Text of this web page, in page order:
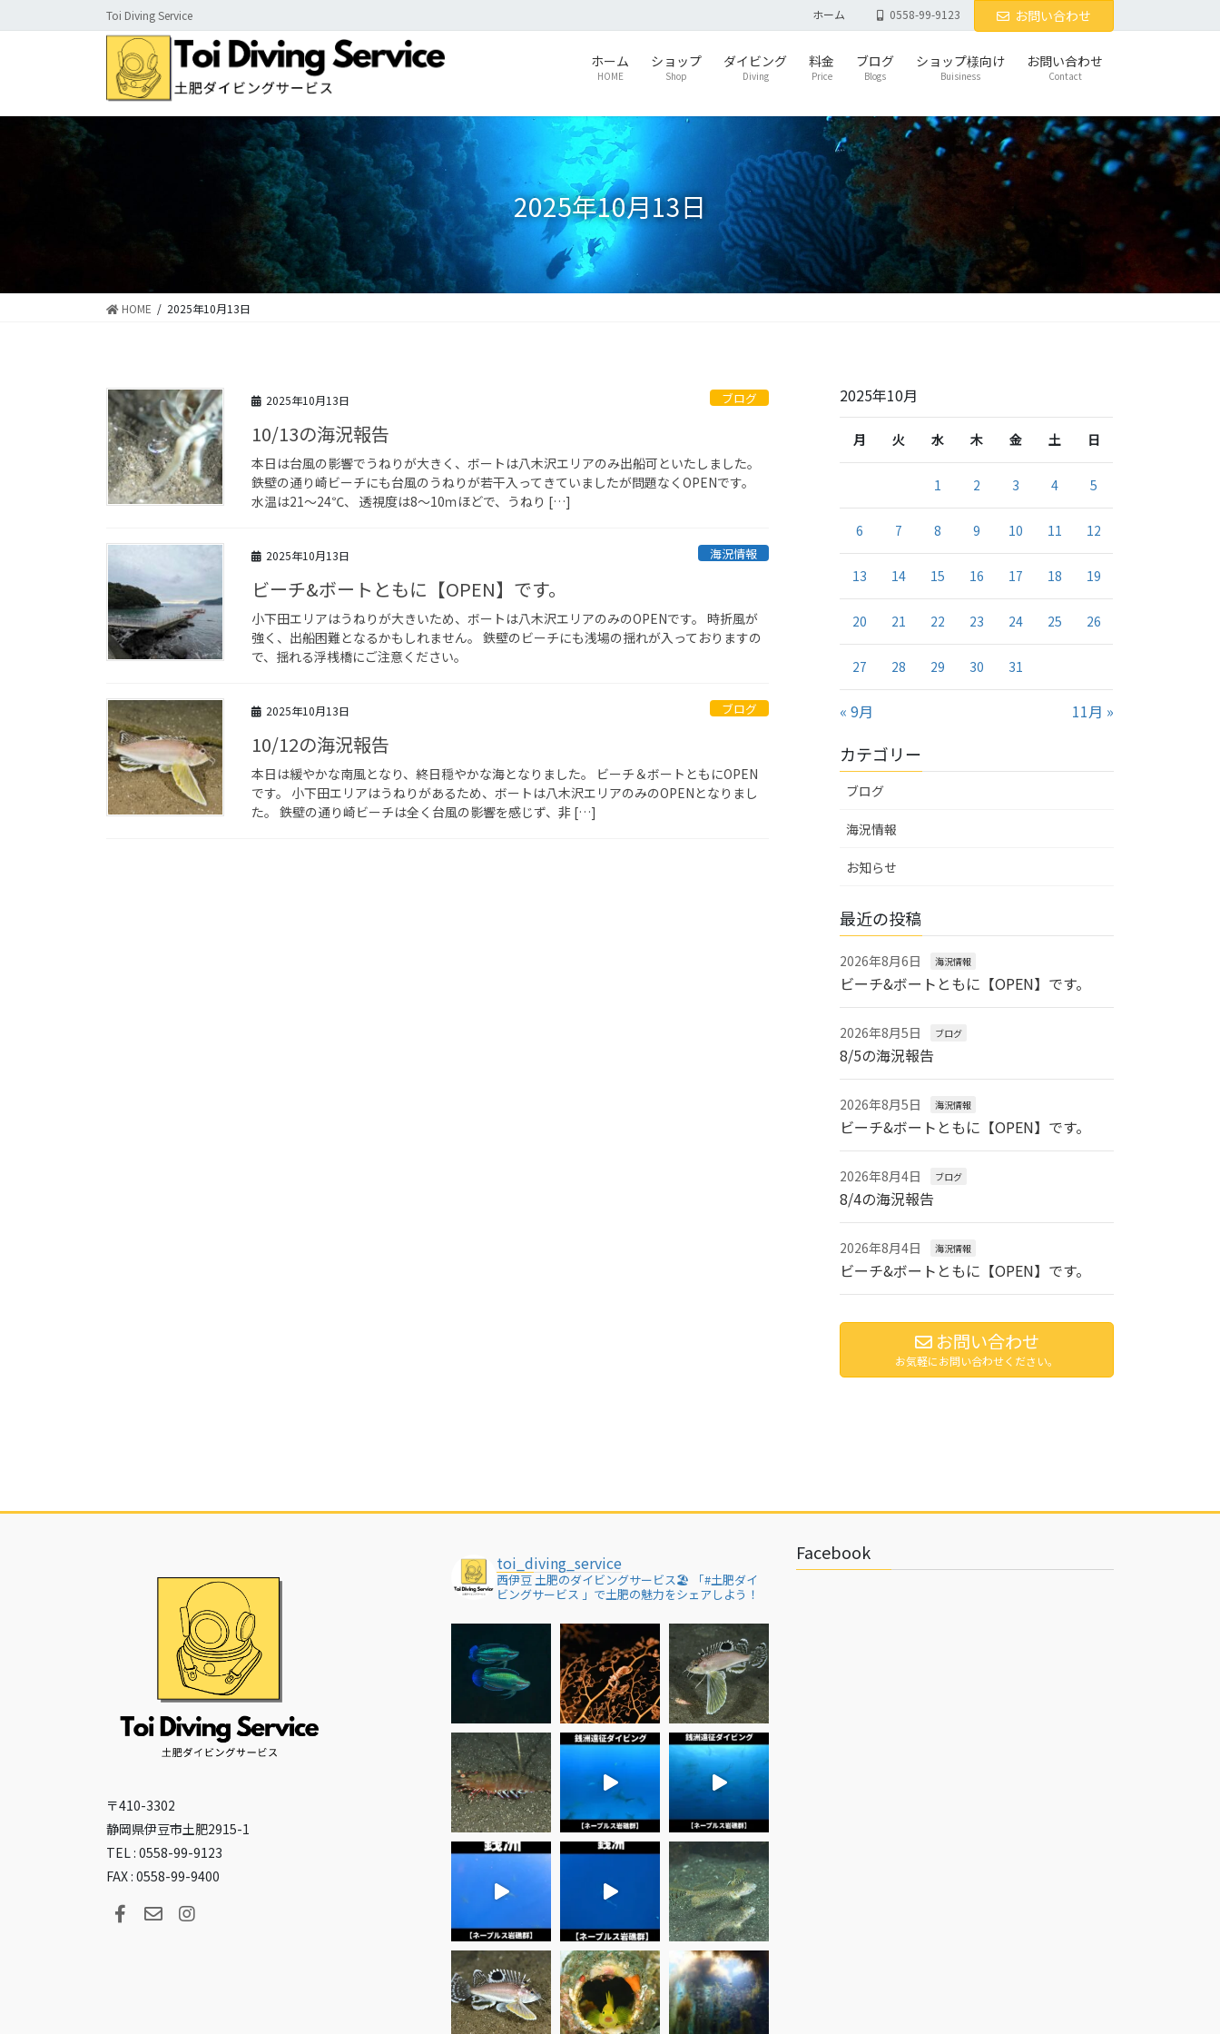
ン
に
ビ
ョ
Toi Diving Service ホーム 0558-99-9123 お問い合わせ
ホーム
HOME
ショップ
Shop
ダイビング
Diving
料金
Price
ブログ
Blogs
ショップ様向け
Buisiness
お問い合わせ
Contact
2025年10月13日
HOME 2025年10月13日
2025年10月13日 ブログ
10/13の海況報告
本日は台風の影響でうねりが大きく、ボートは八木沢エリアのみ出船可といたしました。
鉄壁の通り崎ビーチにも台風のうねりが若干入ってきていましたが問題なくOPENです。
水温は21～24℃、 透視度は8～10ｍほどで、うねり […]
2025年10月13日 海況情報
ビーチ&ボートともに【OPEN】です。
小下田エリアはうねりが大きいため、ボートは八木沢エリアのみのOPENです。 時折風が
強く、出船困難となるかもしれません。 鉄壁のビーチにも浅場の揺れが入っておりますの
で、揺れる浮桟橋にご注意ください。
2025年10月13日 ブログ
10/12の海況報告
本日は緩やかな南風となり、終日穏やかな海となりました。 ビーチ＆ボートともにOPEN
です。 小下田エリアはうねりがあるため、ボートは八木沢エリアのみのOPENとなりまし
た。 鉄壁の通り崎ビーチは全く台風の影響を感じず、非 […]
2025年10月
月 火 水 木 金 土 日
1 2 3 4 5
6 7 8 9 10 11 12
13 14 15 16 17 18 19
20 21 22 23 24 25 26
27 28 29 30 31
« 9月 11月 »
カテゴリー
ブログ
海況情報
お知らせ
最近の投稿
2026年8月6日 海況情報
ビーチ&ボートともに【OPEN】です。
2026年8月5日 ブログ
8/5の海況報告
2026年8月5日 海況情報
ビーチ&ボートともに【OPEN】です。
2026年8月4日 ブログ
8/4の海況報告
2026年8月4日 海況情報
ビーチ&ボートともに【OPEN】です。
お問い合わせ
お気軽にお問い合わせください。
〒410-3302
静岡県伊豆市土肥2915-1
TEL : 0558-99-9123
FAX : 0558-99-9400
toi_diving_service
西伊豆 土肥のダイビングサービス🏖
「#土肥ダイ
ビングサービス 」で土肥の魅力をシェアしよう！
Facebook